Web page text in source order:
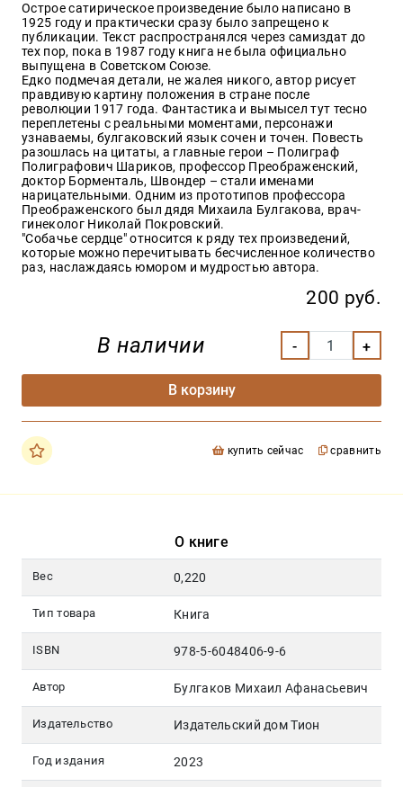
Острое сатирическое произведение было написано в
1925 году и практически сразу было запрещено к
публикации. Текст распространялся через самиздат до
тех пор, пока в 1987 году книга не была официально
выпущена в Советском Союзе.
Едко подмечая детали, не жалея никого, автор рисует
правдивую картину положения в стране после
революции 1917 года. Фантастика и вымысел тут тесно
переплетены с реальными моментами, персонажи
узнаваемы, булгаковский язык сочен и точен. Повесть
разошлась на цитаты, а главные герои – Полиграф
Полиграфович Шариков, профессор Преображенский,
доктор Борменталь, Швондер – стали именами
нарицательными. Одним из прототипов профессора
Преображенского был дядя Михаила Булгакова, врач-
гинеколог Николай Покровский.
"Собачье сердце" относится к ряду тех произведений,
которые можно перечитывать бесчисленное количество
раз, наслаждаясь юмором и мудростью автора.
200 руб.
В наличии
В корзину
купить сейчас сравнить
О книге
Вес 0,220
Тип товара Книга
ISBN 978-5-6048406-9-6
Автор Булгаков Михаил Афанасьевич
Издательство Издательский дом Тион
Год издания 2023
Красота
и
здоровье
Оптовикам
Авторам
Контакты
Мероприятия
+7(499)
350-17-
79
magazin.ru